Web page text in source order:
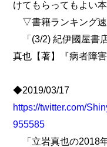
けてもらってもよい本
▽書籍ランキング速
「(3/2) 紀伊國屋書
真也【著】『病者障
◆2019/03/17
https://twitter.com/
955585
「立岩真也の2018